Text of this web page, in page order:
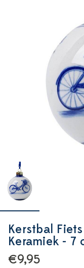
Kerstbal
Keramiek - 7
€9,95